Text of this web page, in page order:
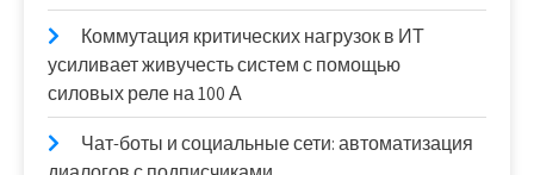
Коммутация критических нагрузок в ИТ
усиливает живучесть систем с помощью
силовых реле на 100 А
Чат-боты и социальные сети: автоматизация